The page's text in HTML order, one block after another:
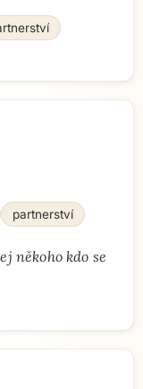
partnerství
někoho kdo se